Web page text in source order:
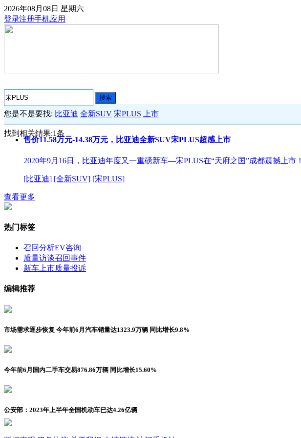
2026年08月08日 星期六
登录注册手机应用
搜索
您是不是要找: 比亚迪 全新SUV 宋PLUS 上市
找到相关结果:1条
售价11.58万元-14.38万元，比亚迪全新SUV宋PLUS超感上市
2020年9月16日，比亚迪年度又一重磅新车—宋PLUS在“天府之国”成都震撼上市！
[比亚迪] [全新SUV] [宋PLUS]
查看更多
热门标签
召回分析EV咨询
质量访谈召回事件
新车上市质量投诉
编辑推荐
市场需求逐步恢复 今年前6月汽车销量达1323.9万辆 同比增长9.8%
今年前6月国内二手车交易876.86万辆 同比增长15.60%
公安部：2023年上半年全国机动车已达4.26亿辆